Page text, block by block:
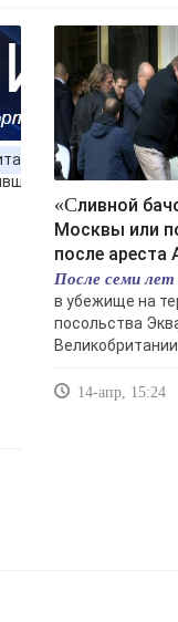
«Сливной бачок»
Москвы или
после ареста
После семи лет
в убежище на
посольства
14-апр, 15:24